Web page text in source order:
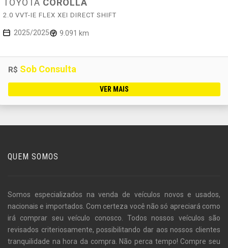
TOYOTA COROLLA
2.0 VVT-IE FLEX XEI DIRECT SHIFT
2025/2025 9.091 km
R$ Sob Consulta
VER MAIS
QUEM SOMOS
Somos especializados na venda de veículos novos e usados,
nacionais e importados. Com certeza você não só apreciará como
irá comprar seu veículo conosco. Todos nossos veículos são
revisados criteriosamente, possibilitando dar aos nossos clientes
tranquilidade na hora da compra. Não perca tempo! Compre seu